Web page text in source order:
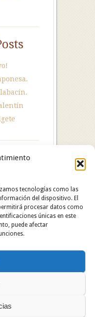
tecnologías como las
del dispositivo. El
procesar datos como
únicas en este
puede afectar
C/ San Roque, 25.
91 628 29 05 /
Asador Algete.